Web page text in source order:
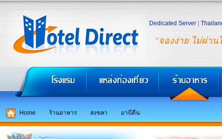
"จองง่าย ไม่ผ่าน
Dedicated Server
Home ร้านอาหาร สงขลา อาบีดีน